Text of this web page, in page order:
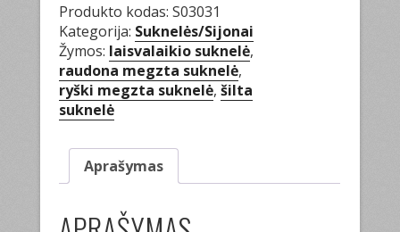
Produkto kodas:S03031
Kategorija: Suknelės/Sijonai
Žymos: laisvalaikio suknelė,
raudona megzta suknelė,
ryški megzta suknelė,šilta
suknelė
Aprašymas